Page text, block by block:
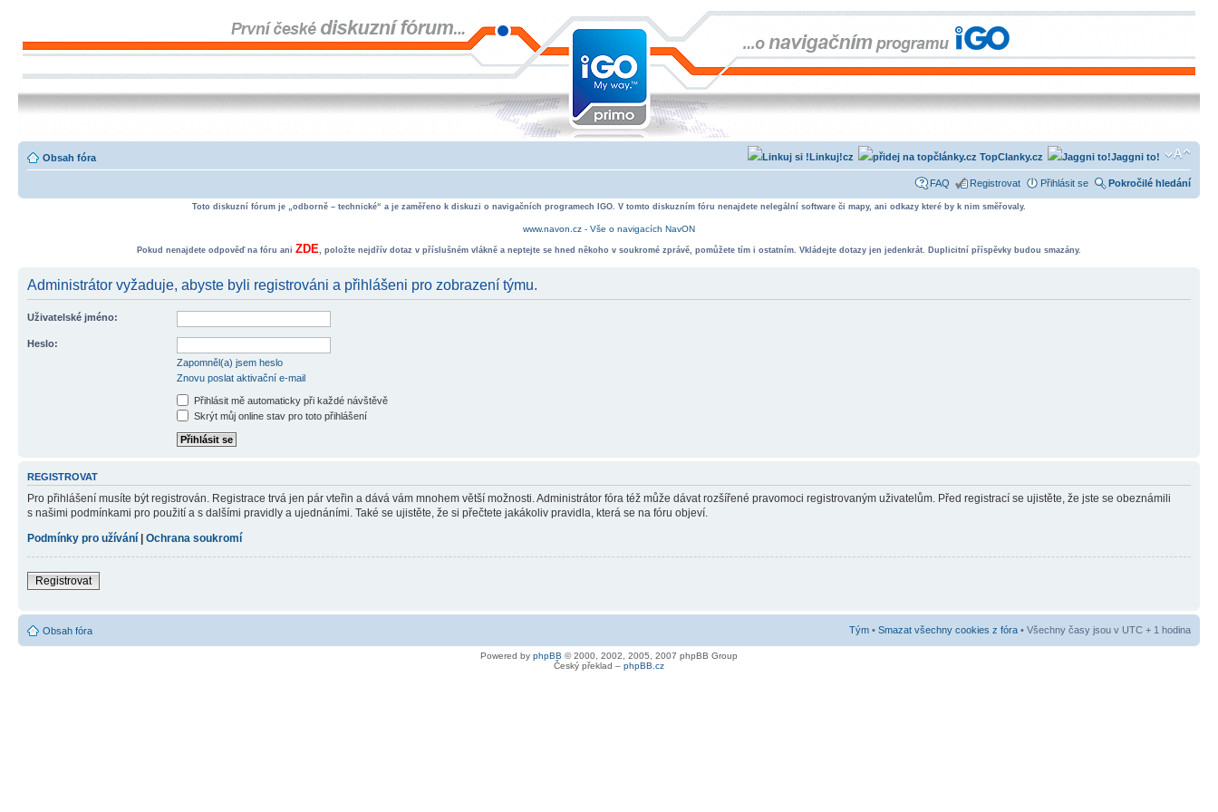
Obsah fóra Jaggni to!
TopClanky.cz
Linkuj!cz
FAQ Registrovat Přihlásit se Pokročilé hledání
Toto diskuzní fórum je „odborně – technické“ a je zaměřeno k diskuzi o navigačních programech IGO. V tomto diskuzním fóru nenajdete nelegální software či mapy, ani odkazy které by k nim směřovaly.
www.navon.cz - Vše o navigacích NavON
Pokud nenajdete odpověď na fóru ani ZDE, položte nejdřív dotaz v příslušném vlákně a neptejte se hned někoho v soukromé zprávě, pomůžete tím i ostatním. Vkládejte dotazy jen jedenkrát. Duplicitní příspěvky budou smazány.
Administrátor vyžaduje, abyste byli registrováni a přihlášeni pro zobrazení týmu.
Uživatelské jméno:
Heslo:
Zapomněl(a) jsem heslo
Znovu poslat aktivační e-mail
Přihlásit mě automaticky při každé návštěvě
Skrýt můj online stav pro toto přihlášení
REGISTROVAT
Pro přihlášení musíte být registrován. Registrace trvá jen pár vteřin a dává vám mnohem větší možnosti. Administrátor fóra též může dávat rozšířené pravomoci registrovaným uživatelům. Před registrací se ujistěte, že jste se obeznámili
s našimi podmínkami pro použití a s dalšími pravidly a ujednáními. Také se ujistěte, že si přečtete jakákoliv pravidla, která se na fóru objeví.
Podmínky pro užívání | Ochrana soukromí
Registrovat
Obsah fóra Tým • Smazat všechny cookies z fóra • Všechny časy jsou v UTC + 1 hodina
Powered by phpBB © 2000, 2002, 2005, 2007 phpBB Group
Český překlad – phpBB.cz